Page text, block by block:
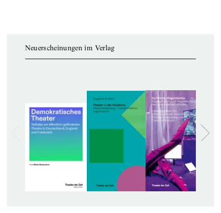
Neuerscheinungen im Verlag